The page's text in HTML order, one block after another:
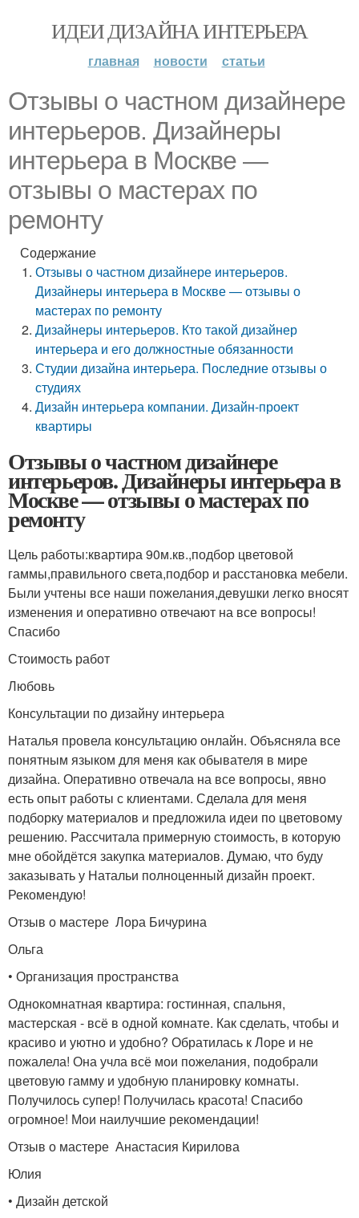
ИДЕИ ДИЗАЙНА ИНТЕРЬЕРА
главная новости статьи
Отзывы о частном дизайнере
интерьеров. Дизайнеры
интерьера в Москве —
отзывы о мастерах по
ремонту
Содержание
Отзывы о частном дизайнере интерьеров.
Дизайнеры интерьера в Москве — отзывы о
мастерах по ремонту
Дизайнеры интерьеров. Кто такой дизайнер
интерьера и его должностные обязанности
Студии дизайна интерьера. Последние отзывы о
студиях
Дизайн интерьера компании. Дизайн-проект
квартиры
Отзывы о частном дизайнере
интерьеров. Дизайнеры интерьера в
Москве — отзывы о мастерах по
ремонту
Цель работы:квартира 90м.кв.,подбор цветовой
гаммы,правильного света,подбор и расстановка мебели.
Были учтены все наши пожелания,девушки легко вносят
изменения и оперативно отвечают на все вопросы!
Спасибо
Стоимость работ
Любовь
Консультации по дизайну интерьера
Наталья провела консультацию онлайн. Объясняла все
понятным языком для меня как обывателя в мире
дизайна. Оперативно отвечала на все вопросы, явно
есть опыт работы с клиентами. Сделала для меня
подборку материалов и предложила идеи по цветовому
решению. Рассчитала примерную стоимость, в которую
мне обойдётся закупка материалов. Думаю, что буду
заказывать у Натальи полноценный дизайн проект.
Рекомендую!
Отзыв о мастере Лора Бичурина
Ольга
• Организация пространства
Однокомнатная квартира: гостинная, спальня,
мастерская - всё в одной комнате. Как сделать, чтобы и
красиво и уютно и удобно? Обратилась к Лоре и не
пожалела! Она учла всё мои пожелания, подобрали
цветовую гамму и удобную планировку комнаты.
Получилось супер! Получилась красота! Спасибо
огромное! Мои наилучшие рекомендации!
Отзыв о мастере Анастасия Кирилова
Юлия
• Дизайн детской